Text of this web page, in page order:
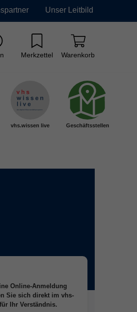
Unser Leitbild
Merkzettel Warenkorb
vhs.wissen live Geschäftsstellen
Online-Anmeldung
Sie sich direkt im vhs-
Ihr Verständnis.